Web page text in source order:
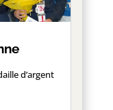
d’argent